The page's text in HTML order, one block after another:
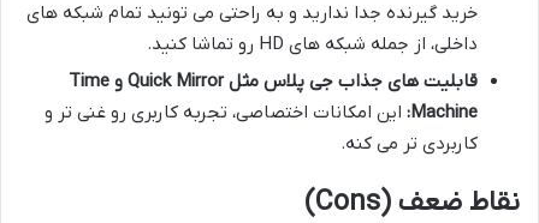
خرید گیرنده جدا ندارید و به راحتی می تونید تمام شبکه های
داخلی، از جمله شبکه های HD رو تماشا کنید.
قابلیت های جذاب جی پلاس مثل Quick Mirror و Time
Machine: این امکانات اختصاصی، تجربه کاربری رو غنی تر و
کاربردی تر می کنه.
نقاط ضعف (Cons)